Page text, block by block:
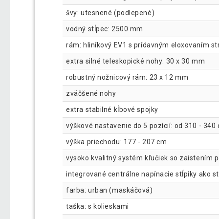
švy: utesnené (podlepené)
vodný stĺpec: 2500 mm
rám: hliníkový EV1 s prídavným eloxovaním
extra silné teleskopické nohy: 30 x 30 mm
robustný nožnicový rám: 23 x 12 mm
zväčšené nohy
extra stabilné kĺbové spojky
výškové nastavenie do 5 pozícií: od 310 - 340
výška priechodu: 177 - 207 cm
vysoko kvalitný systém kľučiek so zaistením
integrované centrálne napínacie stĺpiky ako
farba: urban (maskáčová)
taška: s kolieskami